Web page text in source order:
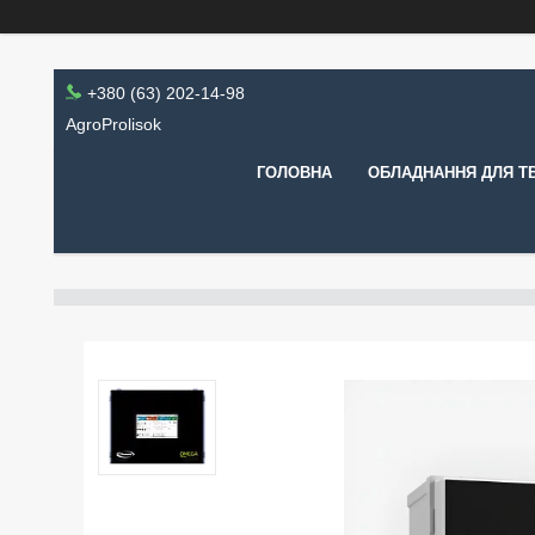
+380 (63) 202-14-98
AgroProlisok
ГОЛОВНА ОБЛАДНАННЯ ДЛЯ